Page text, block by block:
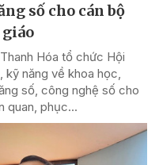
số cho cán bộ
Hóa tổ chức Hội
kỹ năng về khoa học,
số, công nghệ số cho
quan, phục...